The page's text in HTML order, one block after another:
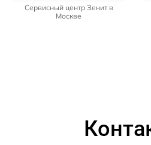
Сервисный центр Зенит в
Москве